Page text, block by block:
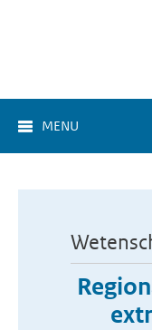
MENU